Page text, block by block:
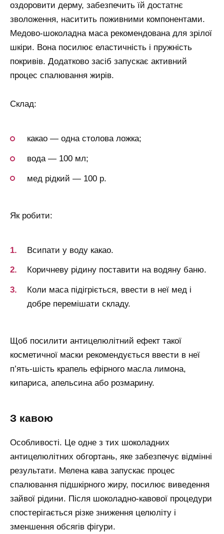
оздоровити дерму, забезпечить їй достатнє
зволоження, наситить поживними компонентами.
Медово-шоколадна маса рекомендована для зрілої
шкіри. Вона посилює еластичність і пружність
покривів. Додатково засіб запускає активний
процес спалювання жирів.
Склад:
какао — одна столова ложка;
вода — 100 мл;
мед рідкий — 100 р.
Як робити:
Всипати у воду какао.
Коричневу рідину поставити на водяну баню.
Коли маса підігріється, ввести в неї мед і
добре перемішати складу.
Щоб посилити антицелюлітний ефект такої
косметичної маски рекомендується ввести в неї
п’ять-шість крапель ефірного масла лимона,
кипариса, апельсина або розмарину.
з кавою
Особливості. Це одне з тих шоколадних
антицелюлітних обгортань, яке забезпечує відмінні
результати. Мелена кава запускає процес
спалювання підшкірного жиру, посилює виведення
зайвої рідини. Після шоколадно-кавової процедури
спостерігається різке зниження целюліту і
зменшення обсягів фігури.